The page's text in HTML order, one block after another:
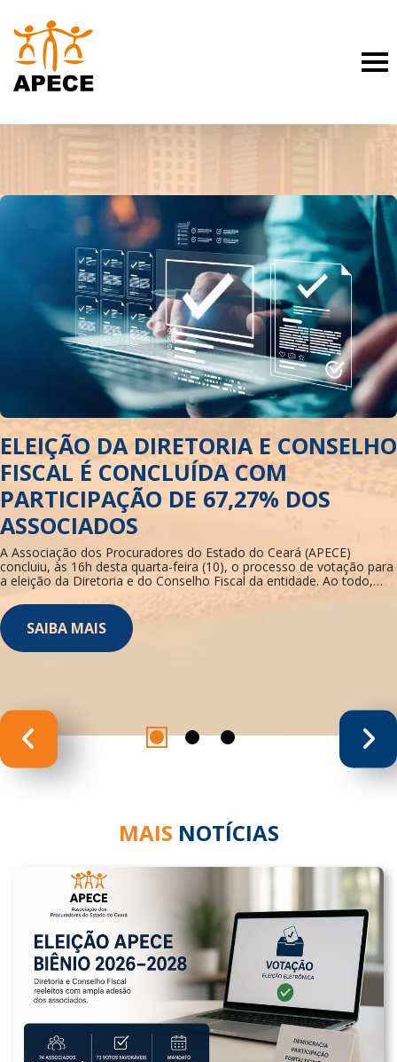
ELEIÇÃO DA DIRETORIA E CONSELHO
FISCAL É CONCLUÍDA COM
PARTICIPAÇÃO DE 67,27% DOS
ASSOCIADOS
A Associação dos Procuradores do Estado do Ceará (APECE)
concluiu, às 16h desta quarta-feira (10), o processo de votação para
a eleição da Diretoria e do Conselho Fiscal da entidade. Ao todo,
SAIBA MAIS
MAIS NOTÍCIAS